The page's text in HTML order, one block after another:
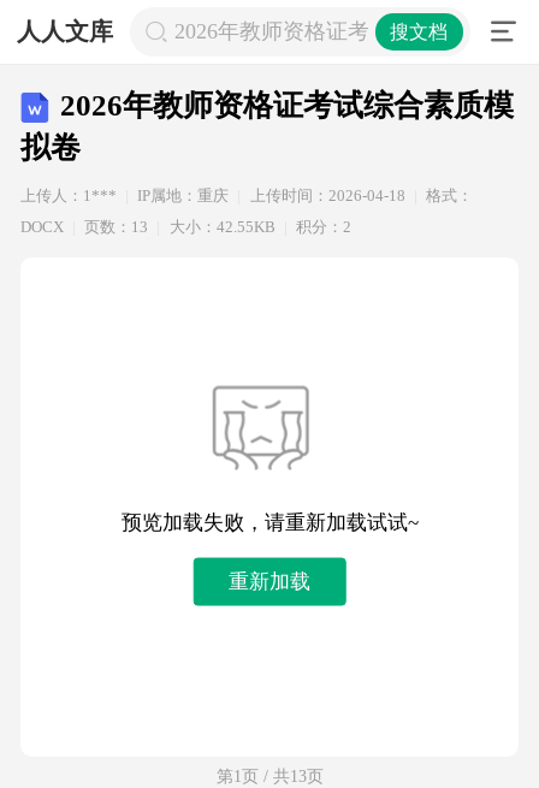
人人文库 2026年教师资格证考试综合素质模拟
搜文档
2026年教师资格证考试综合素质模
拟卷
上传人：1*** IP属地：重庆 上传时间：2026-04-18
格式：
DOCX
页数：13 大小：42.55KB 积分：2
预览加载失败，请重新加载试试~
重新加载
第1页 / 共13页